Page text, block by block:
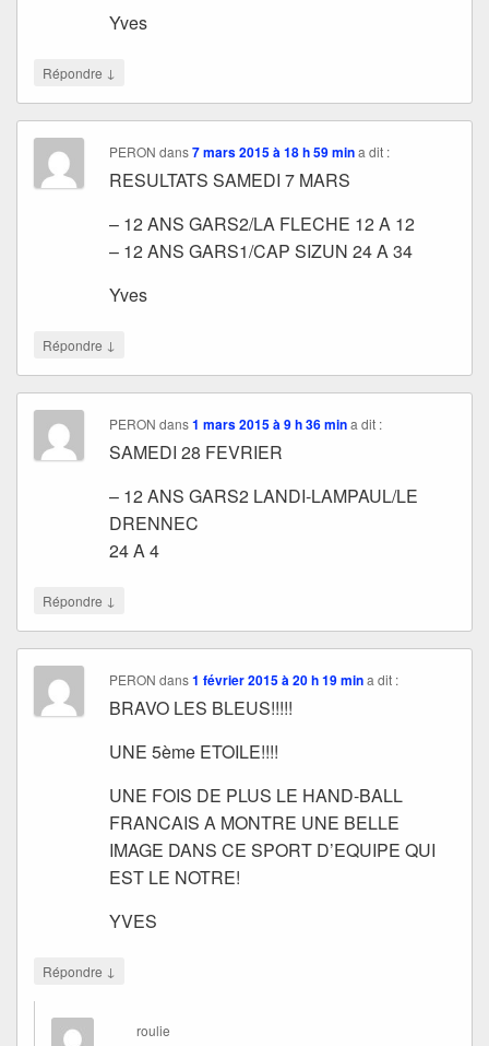
Yves
Répondre ↓
PERON dans7 mars 2015 à 18 h 59 min a dit :
RESULTATS SAMEDI 7 MARS
– 12 ANS GARS2/LA FLECHE 12 A 12
– 12 ANS GARS1/CAP SIZUN 24 A 34
Yves
Répondre ↓
PERON dans1 mars 2015 à 9 h 36 min a dit :
SAMEDI 28 FEVRIER
– 12 ANS GARS2 LANDI-LAMPAUL/LE
DRENNEC
24 A 4
Répondre ↓
PERON dans1 février 2015 à 20 h 19 min a dit :
BRAVO LES BLEUS!!!!!
UNE 5ème ETOILE!!!!
UNE FOIS DE PLUS LE HAND-BALL
FRANCAIS A MONTRE UNE BELLE
IMAGE DANS CE SPORT D’EQUIPE QUI
EST LE NOTRE!
YVES
Répondre ↓
roulie